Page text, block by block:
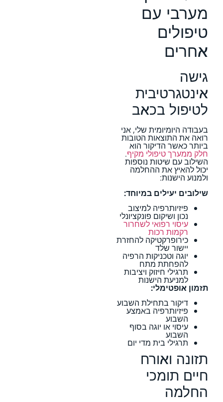
מערבי עם
טיפולים
אחרים
גישה
אינטגרטיבית
לטיפול בכאב
בעבודה היומיומית שלי, אני
רואה את התוצאות הטובות
ביותר כאשר הדיקור הוא
חלק ממערך טיפולי מקיף.
השילוב עם שיטות נוספות
יכול להאיץ את ההחלמה
ולמנוע הישנות:
שילובים יעילים במיוחד:
פיזיותרפיה למיצוב
נכון ושיקום פונקציונלי
עיסוי רפואי לשחרור
רקמות רכות
כירופרקטיקה להחזרת
יישור שלד
יוגה וטכניקות הרפיה
להפחתת מתח
תרגילי חיזוק ויציבות
למניעת הישנות
תזמון אופטימלי:
דיקור בתחילת השבוע
פיזיותרפיה באמצע
השבוע
עיסוי או יוגה בסוף
השבוע
תרגילי בית מדי יום
תזונה ואורח
חיים תומכי
החלמה